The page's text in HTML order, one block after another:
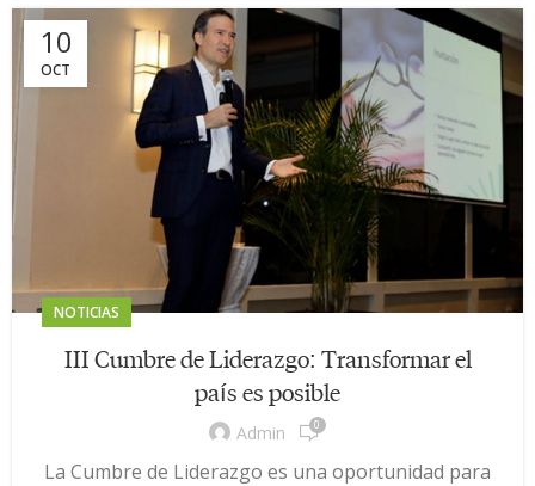
10
OCT
NOTICIAS
III Cumbre de Liderazgo: Transformar el
país es posible
Admin 0
La Cumbre de Liderazgo es una oportunidad para